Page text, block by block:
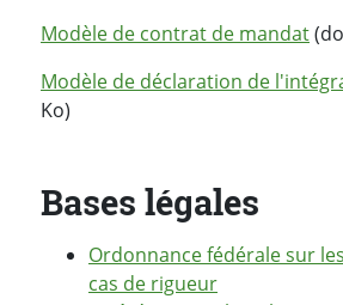
Modèle de contrat de mandat
Modèle de déclaration de
Ko)
Bases légales
Ordonnance fédérale sur
cas de rigueur